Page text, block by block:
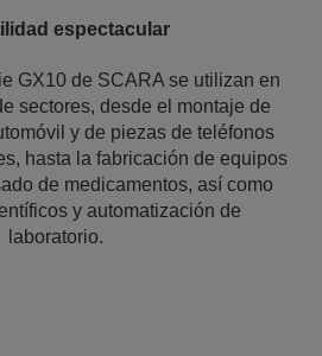
espectacular
GX10 de SCARA se utilizan en
sectores, desde el montaje de
y de piezas de teléfonos
hasta la fabricación de equipos
de medicamentos, así como
y automatización de
laboratorio.